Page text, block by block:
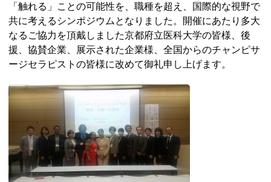
「触れる」ことの可能性を、職種を超え、国際的な視野で
共に考えるシンポジウムとなりました。開催にあたり多大
なるご協力を頂戴しました京都府立医科大学の皆様、後
援、協賛企業、展示された企業様、全国からのチャンピサ
ージセラピストの皆様に改めて御礼申し上げます。